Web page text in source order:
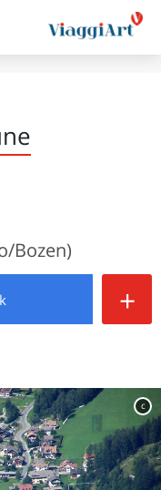
Bozen)
+
c